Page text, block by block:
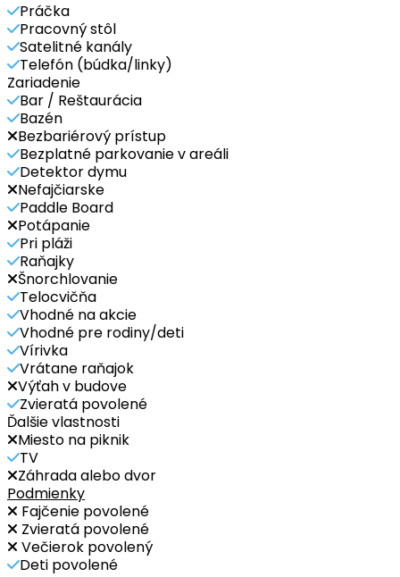
Práčka
Pracovný stôl
Satelitné kanály
Telefón (búdka/linky)
Zariadenie
Bar / Reštaurácia
Bazén
Bezbariérový prístup
Bezplatné parkovanie v areáli
Detektor dymu
Nefajčiarske
Paddle Board
Potápanie
Pri pláži
Raňajky
Šnorchlovanie
Telocvičňa
Vhodné na akcie
Vhodné pre rodiny/deti
Vírivka
Vrátane raňajok
Výťah v budove
Zvieratá povolené
Ďalšie vlastnosti
Miesto na piknik
TV
Záhrada alebo dvor
Podmienky
Fajčenie povolené
Zvieratá povolené
Večierok povolený
Deti povolené